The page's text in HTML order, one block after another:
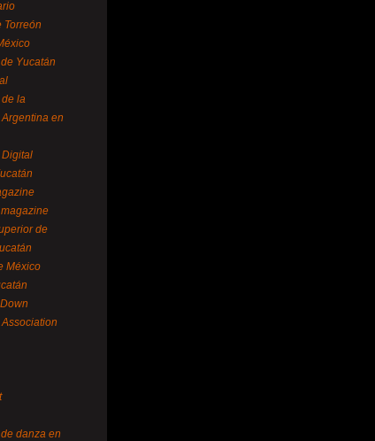
Torreón
Yucatán
la
en
Digital
de
México
danza en